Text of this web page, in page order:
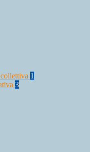
1
3